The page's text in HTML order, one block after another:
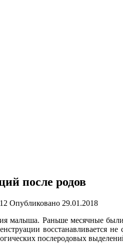
после родов
Опубликовано 29.01.2018
малыша. Раньше месячные
восстанавливается
послеродовых